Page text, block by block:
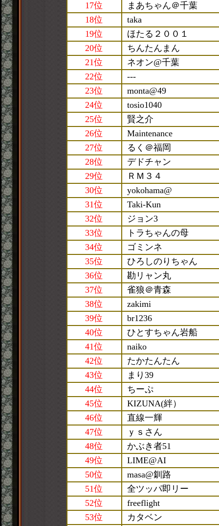
17位
まあちゃん＠千葉
18位
taka
19位
ほたる２００１
20位
ちんたんまん
21位
ネオン@千葉
22位
---
23位
monta@49
24位
tosio1040
25位
賢之介
26位
Maintenance
27位
るく＠福岡
28位
デドチャン
29位
ＲＭ３４
30位
yokohama@
31位
Taki-Kun
32位
ジョン3
33位
トラちゃんの母
34位
ゴミンネ
35位
ひろしのりちゃん
36位
勘リャン丸
37位
雀狼＠青森
38位
zakimi
39位
br1236
40位
ひとすちゃん岩船
41位
naiko
42位
たかたんたん
43位
まり39
44位
ちーぷ
45位
KIZUNA(絆）
46位
直線一輝
47位
ｙｓさん
48位
かぶき者51
49位
LIME@AI
50位
masa@釧路
51位
全ツッパ即リー
52位
freeflight
53位
カタベン